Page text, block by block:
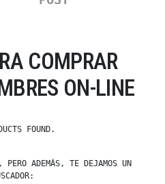
COMPRAR
ON-LINE
FOUND.
ADEMÁS, TE DEJAMOS UN